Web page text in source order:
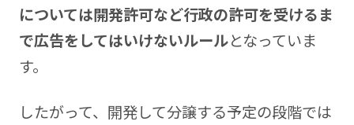
については開発許可など行政の許可を受けるま
で広告をしてはいけないルールとなっていま
す。
したがって、開発して分譲する予定の段階では